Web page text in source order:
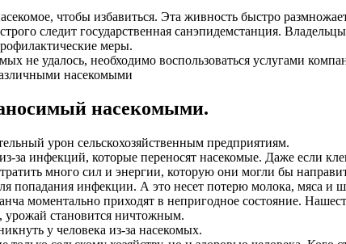
чтобы избавиться. Эта живность быстро
следит государственная санэпидемстанция.
меры.
не удалось, необходимо воспользоваться услугами
насекомыми.
урон сельскохозяйственным предприятиям.
за инфекций, которые переносят насекомые. Даже если
много сил и энергии, которую они могли бы
попадания инфекции. А это несет потерю молока, мяса и
моментально приходят в непригодное состояние.
урожай становится ничтожным.
у человека из-за насекомых.